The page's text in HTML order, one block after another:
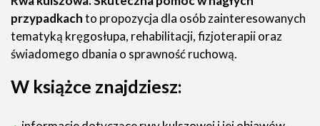
przypadkachto propozycja dla osób zainteresowanych
tematyką kręgosłupa, rehabilitacji, fizjoterapii oraz
świadomego dbania o sprawność ruchową.
W książce znajdziesz: